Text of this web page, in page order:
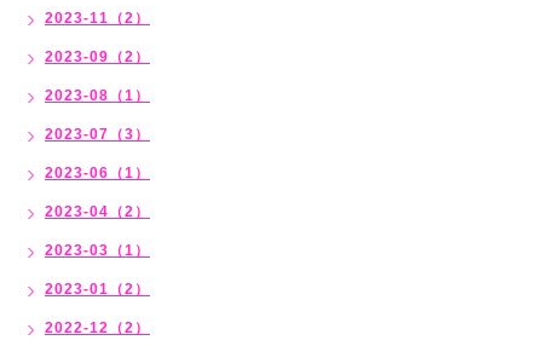
2023-11（2）
2023-09（2）
2023-08（1）
2023-07（3）
2023-06（1）
2023-04（2）
2023-03（1）
2023-01（2）
2022-12（2）